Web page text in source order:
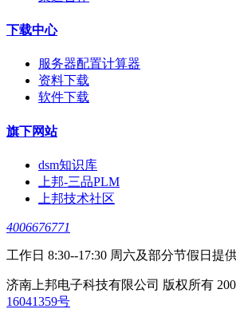
下载中心
服务器配置计算器
资料下载
软件下载
旗下网站
dsm知识库
上邦-三品PLM
上邦技术社区
4006676771
工作日 8:30--17:30 周六及部分节假日提
济南上邦电子科技有限公司 版权所有
16041359号